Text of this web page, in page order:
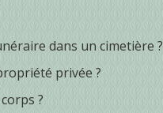
dans un cimetière ?
privée ?
?